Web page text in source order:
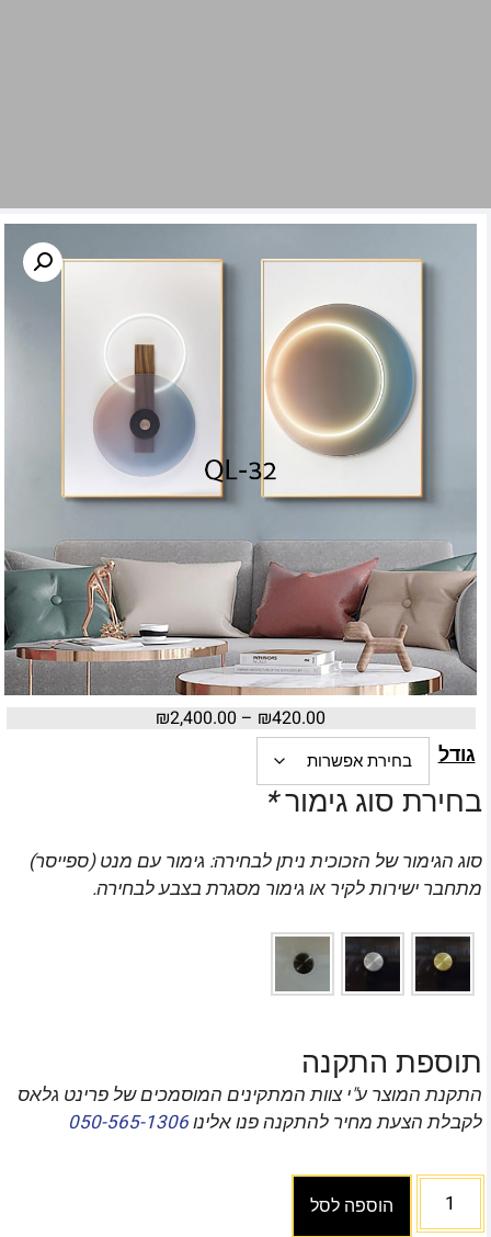
₪420.00
–
₪2,400.00
גודל
בחירת סוג גימור*
סוג הגימור של הזכוכית ניתן לבחירה: גימור עם מנט (ספייסר)
מתחבר ישירות לקיר או גימור מסגרת בצבע לבחירה.
תוספת התקנה
התקנת המוצר ע"י צוות המתקינים המוסמכים של פרינט גלאס
לקבלת הצעת מחיר להתקנה פנו אלינו050-565-1306
הוספה לסל